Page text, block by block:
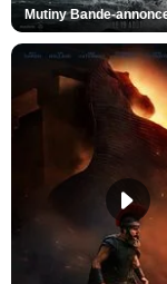
Mutiny Bande-